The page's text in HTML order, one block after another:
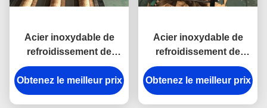
Acier inoxydable de
refroidissement de
convoyeurs de haute
performance pour la
machine de fabrication
Obtenez le meilleur prix
Acier inoxydable de
refroidissement de
convoyeurs de cornet
de crème glacée,
systèmes de convoyeur
Obtenez le meilleur prix